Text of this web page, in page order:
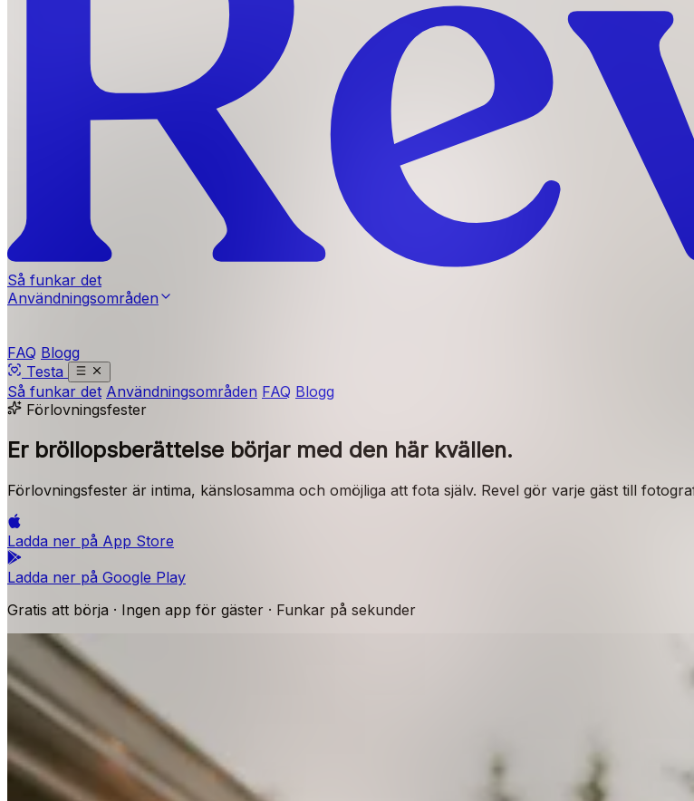
Så funkar det
Användningsområden
FAQ Blogg
Testa
Så funkar det Användningsområden FAQ Blogg
Förlovningsfester
Er bröllopsberättelse börjar med den här kvällen.
Förlovningsfester är intima, känslosamma och omöjliga att fota själv. Revel gör varje gäst till
Ladda ner på App Store
Ladda ner på Google Play
Gratis att börja · Ingen app för gäster · Funkar på sekunder